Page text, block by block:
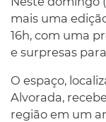
mais uma
16h, com uma
e surpresas
O espaço,
Alvorada,
região em um